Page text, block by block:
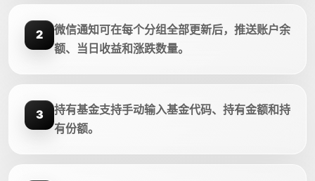
2
微信通知可在每个分组全部更新后，推送账户余
额、当日收益和涨跌数量。
3
持有基金支持手动输入基金代码、持有金额和持
有份额。